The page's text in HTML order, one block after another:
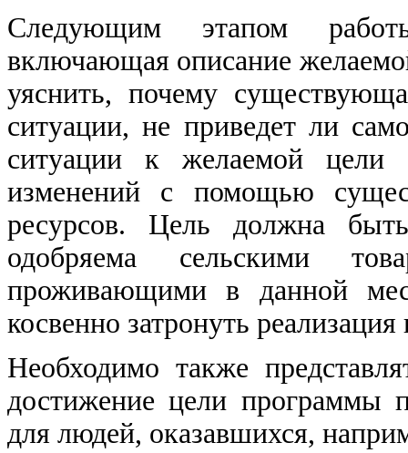
Следующим этапом
включающая описание
уяснить, почему
ситуации, не приведет ли
ситуации к желаемой цели
изменений с помощью
ресурсов. Цель должна
одобряема сельскими
проживающими в данной
косвенно затронуть
Необходимо также
достижение цели программы
для людей, оказавшихся,